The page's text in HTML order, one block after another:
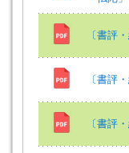
〔書評
〔書評
〔書評